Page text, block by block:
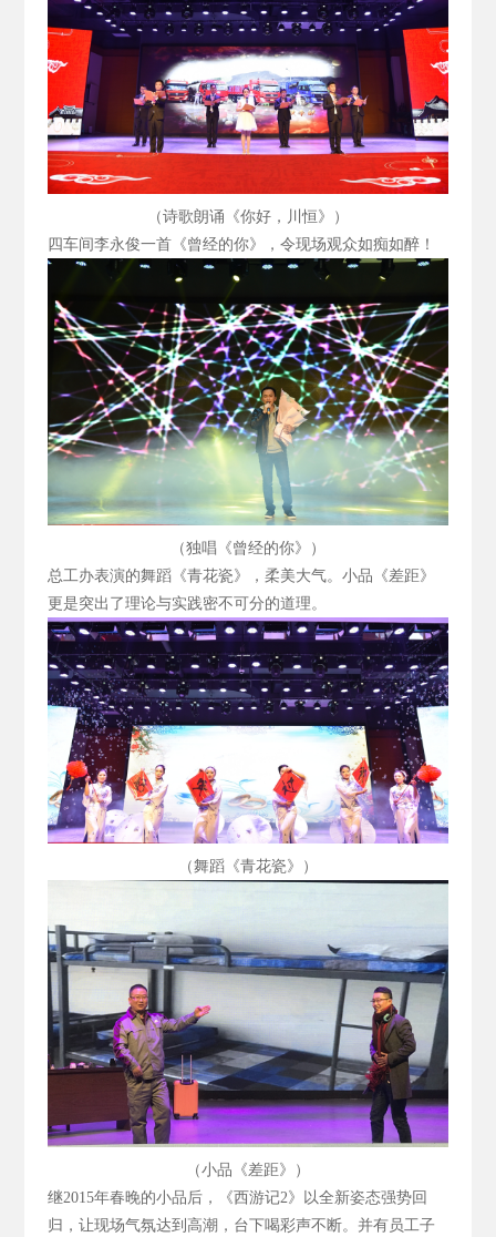
（诗歌朗诵《你好，川恒》）
四车间李永俊一首《曾经的你》，令现场观众如痴如醉！
（独唱《曾经的你》）
总工办表演的舞蹈《青花瓷》，柔美大气。小品《差距》
更是突出了理论与实践密不可分的道理。
（舞蹈《青花瓷》）
（小品《差距》）
继2015年春晚的小品后，《西游记2》以全新姿态强势回
归，让现场气氛达到高潮，台下喝彩声不断。并有员工子